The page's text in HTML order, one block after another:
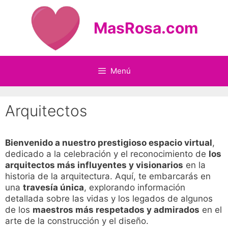
contenido
MasRosa.com
Menú
Arquitectos
Bienvenido a nuestro prestigioso espacio virtual,
dedicado a la celebración y el reconocimiento de los
arquitectos más influyentes y visionarios en la
historia de la arquitectura. Aquí, te embarcarás en
una travesía única, explorando información
detallada sobre las vidas y los legados de algunos
de los maestros más respetados y admirados en el
arte de la construcción y el diseño.